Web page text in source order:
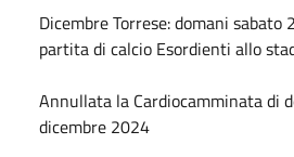
Dicembre Torrese: domani sabato
partita di calcio Esordienti allo
Annullata la Cardiocamminata di
dicembre 2024